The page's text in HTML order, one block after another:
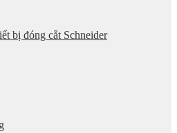
bị đóng cắt Schneider